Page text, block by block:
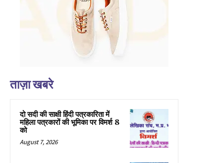
ताज़ा खबरे
दो सदी की साक्षी हिंदी पत्रकारिता में
महिला पत्रकारों की भूमिका पर विमर्श 8
को
August 7, 2026